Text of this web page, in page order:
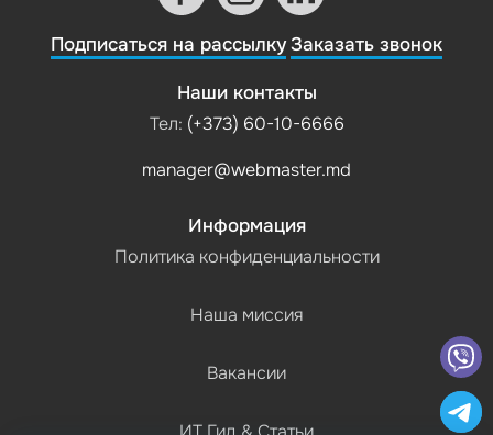
Подписаться на рассылкуЗаказать звонок
Наши контакты
Тел: (+373) 60-10-6666
manager@webmaster.md
Информация
Политика конфиденциальности
Наша миссия
Вакансии